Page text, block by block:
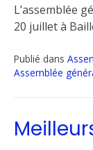
L’assemblée
20 juillet à
Publié dans
Assemblée